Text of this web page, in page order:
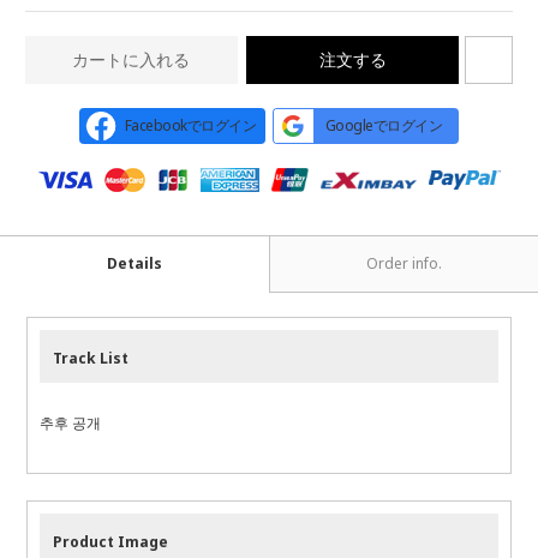
カートに入れる 注文する
Facebookでログイン Googleでログイン
Details Order info.
Track List
추후 공개
Product Image